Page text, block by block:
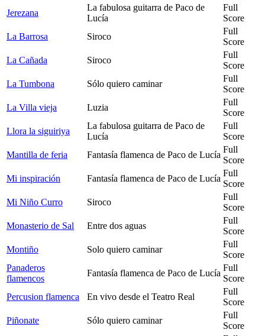
Jerezana
La fabulosa guitarra de Paco de
Lucía
Full
Score
La Barrosa
Siroco
Full
Score
La Cañada
Siroco
Full
Score
La Tumbona
Sólo quiero caminar
Full
Score
La Villa vieja
Luzia
Full
Score
Llora la siguiriya
La fabulosa guitarra de Paco de
Lucía
Full
Score
Mantilla de feria
Fantasía flamenca de Paco de Lucía
Full
Score
Mi inspiración
Fantasía flamenca de Paco de Lucía
Full
Score
Mi Niño Curro
Siroco
Full
Score
Monasterio de Sal
Entre dos aguas
Full
Score
Montiño
Solo quiero caminar
Full
Score
Panaderos
flamencos
Fantasía flamenca de Paco de Lucía
Full
Score
Percusion flamenca
En vivo desde el Teatro Real
Full
Score
Piñonate
Sólo quiero caminar
Full
Score